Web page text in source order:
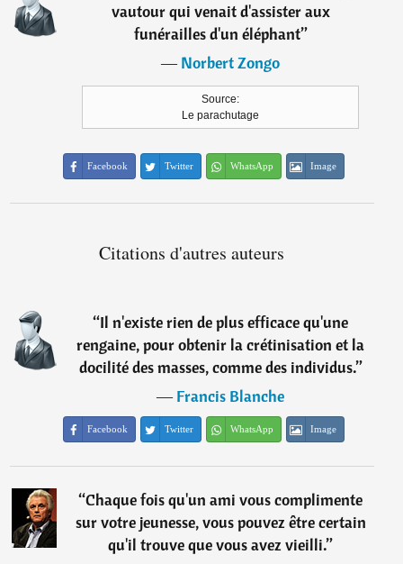
vautour qui venait d'assister aux
funérailles d'un éléphant”
―Norbert Zongo
Source:
Le parachutage
Facebook Twitter WhatsApp Image
Citations d'autres auteurs
“Il n'existe rien de plus efficace qu'une
rengaine, pour obtenir la crétinisation et la
docilité des masses, comme des individus.”
―Francis Blanche
Facebook Twitter WhatsApp Image
“Chaque fois qu'un ami vous complimente
sur votre jeunesse, vous pouvez être certain
qu'il trouve que vous avez vieilli.”